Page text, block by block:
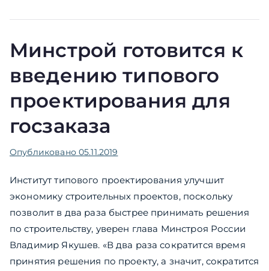
Минстрой готовится к
введению типового
проектирования для
госзаказа
Опубликовано 05.11.2019
Институт типового проектирования улучшит
экономику строительных проектов, поскольку
позволит в два раза быстрее принимать решения
по строительству, уверен глава Минстроя России
Владимир Якушев. «В два раза сократится время
принятия решения по проекту, а значит, сократится